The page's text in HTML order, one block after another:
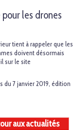
les drones
tient à rappeler que les
doivent désormais
sur le site
du 7 janvier 2019, édition
aux actualités